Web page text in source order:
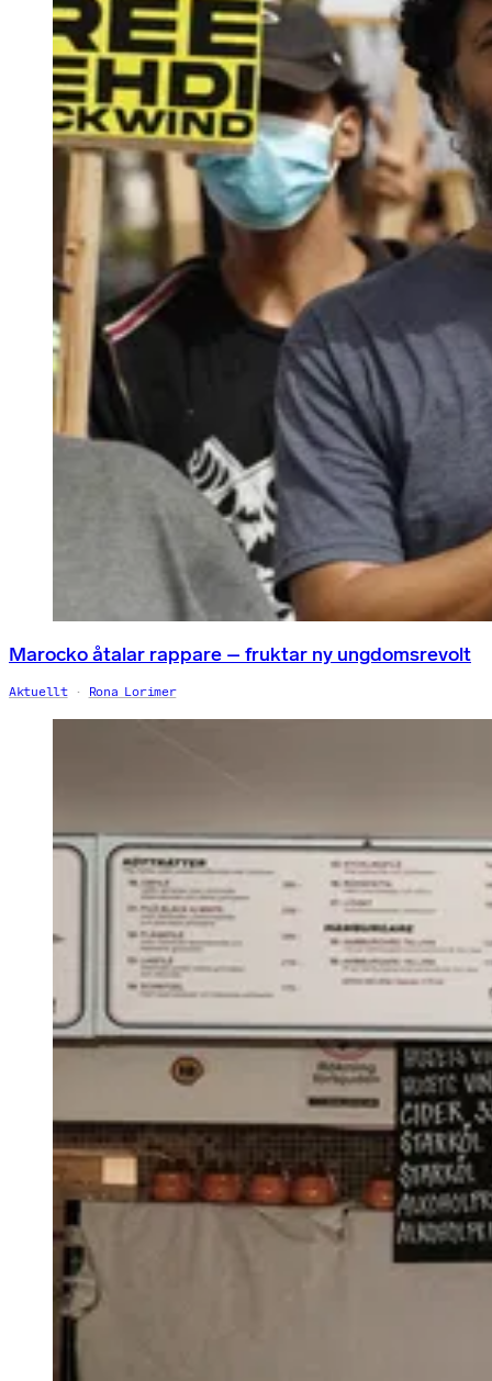
Marocko åtalar rappare – fruktar ny ungdomsrevolt
Aktuellt Rona Lorimer